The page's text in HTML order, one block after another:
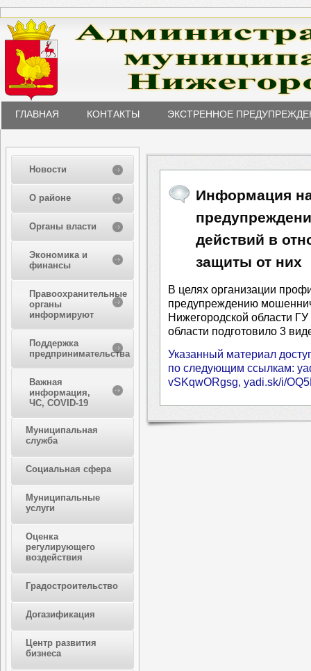
ГЛАВНАЯ КОНТАКТЫ ЭКСТРЕННОЕ
Новости
О районе
Органы власти
Экономика и
финансы
Правоохранительные
органы
информируют
Поддержка
предпринимательства
Важная
информация,
ЧС, COVID-19
Муниципальная
служба
Социальная сфера
Муниципальные
услуги
Оценка
регулирующего
воздействия
Градостроительство
Догазификация
Центр развития
бизнеса
Информация
действий в
защиты от них
В целях организации
предупреждению
Нижегородской области
области подготовило 3
Указанный материал
по следующим ссылкам:
vSKqwORgsg, yadi.sk/i/